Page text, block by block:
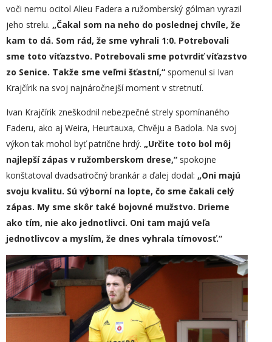
voči nemu ocitol Alieu Fadera a ružomberský gólman vyrazil
jeho strelu. „Čakal som na neho do poslednej chvíle, že
kam to dá. Som rád, že sme vyhrali 1:0. Potrebovali
sme toto víťazstvo. Potrebovali sme potvrdiť víťazstvo
zo Senice. Takže sme veľmi šťastní,“ spomenul si Ivan
Krajčírik na svoj najnáročnejší moment v stretnutí.
Ivan Krajčírik zneškodnil nebezpečné strely spomínaného
Faderu, ako aj Weira, Heurtauxa, Chvěju a Badola. Na svoj
výkon tak mohol byť patrične hrdý. „Určite toto bol môj
najlepší zápas v ružomberskom drese,“ spokojne
konštatoval dvadsaťročný brankár a ďalej dodal: „Oni majú
svoju kvalitu. Sú výborní na lopte, čo sme čakali celý
zápas. My sme skôr také bojovné mužstvo. Drieme
ako tím, nie ako jednotlivci. Oni tam majú veľa
jednotlivcov a myslím, že dnes vyhrala tímovosť.“